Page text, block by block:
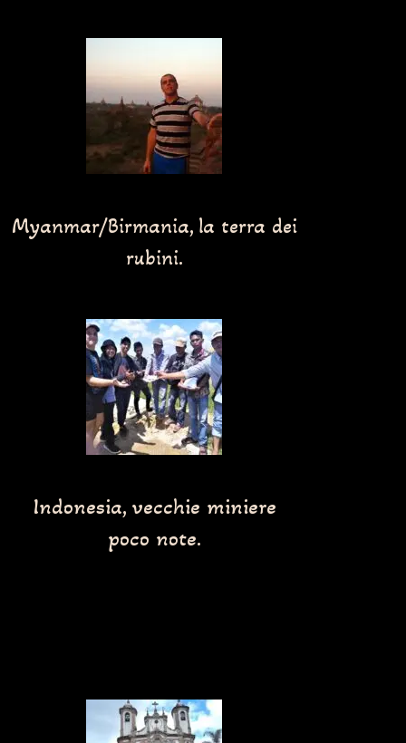
Myanmar/Birmania, la terra dei
rubini.
Indonesia, vecchie miniere
poco note.